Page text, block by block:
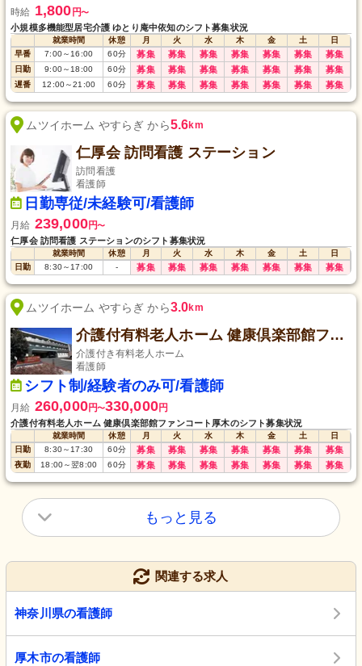
時給 1,800 円〜
小規模多機能型居宅介護 ゆとり庵中依知のシフト募集状況
就業時間 休憩 月 火 水 木 金 土
日
早番
7:00～16:00 60分 募集 募集 募集 募集 募集 募集 募集
日勤 9:00～18:00 60分 募集 募集 募集 募集 募集 募集 募集
遅番 12:00～21:00 60分 募集 募集 募集 募集 募集 募集 募集
ムツイホーム やすらぎ から5.6km
仁厚会 訪問看護 ステーション
訪問看護
看護師
日勤専従/未経験可/看護師
月給 239,000円〜
仁厚会 訪問看護 ステーションのシフト募集状況
就業時間 休憩 月 火 水 木 金 土
日
日勤
8:30～17:00 - 募集 募集 募集 募集 募集 募集 募集
ムツイホーム やすらぎ から3.0km
介護付有料老人ホーム 健康倶楽部館ファンコート厚木
介護付き有料老人ホーム
看護師
シフト制/経験者のみ可/看護師
月給 260,000円〜330,000円
介護付有料老人ホーム 健康倶楽部館ファンコート厚木のシフト募集状況
就業時間 休憩 月 火 水 木 金 土
日
日勤
8:30～17:30 60分 募集 募集 募集 募集 募集 募集 募集
夜勤 18:00～翌8:00 60分 募集 募集 募集 募集 募集 募集 募集
もっと見る
関連する求人
神奈川県の看護師
厚木市の看護師